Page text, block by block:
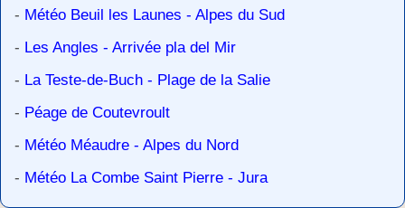
- Météo Beuil les Launes - Alpes du Sud
- Les Angles - Arrivée pla del Mir
- La Teste-de-Buch - Plage de la Salie
- Péage de Coutevroult
- Météo Méaudre - Alpes du Nord
- Météo La Combe Saint Pierre - Jura